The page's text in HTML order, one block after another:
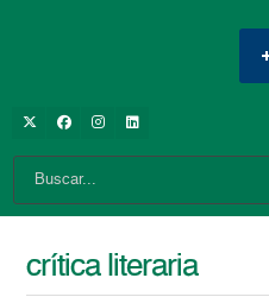
crítica literaria